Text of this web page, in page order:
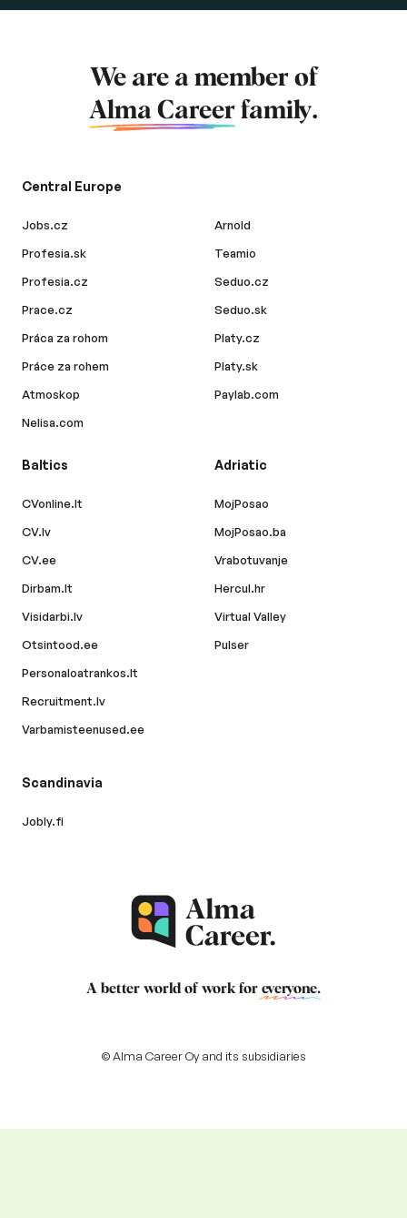
We are a member of
Alma Career family.
Central Europe
Jobs.cz
Profesia.sk
Profesia.cz
Prace.cz
Práca za rohom
Práce za rohem
Atmoskop
Nelisa.com
Arnold
Teamio
Seduo.cz
Seduo.sk
Platy.cz
Platy.sk
Paylab.com
Baltics
CVonline.lt
CV.lv
CV.ee
Dirbam.lt
Visidarbi.lv
Otsintood.ee
Personaloatrankos.lt
Recruitment.lv
Varbamisteenused.ee
Adriatic
MojPosao
MojPosao.ba
Vrabotuvanje
Hercul.hr
Virtual Valley
Pulser
Scandinavia
Jobly.fi
A better world of work for everyone.
© Alma Career Oy and its subsidiaries